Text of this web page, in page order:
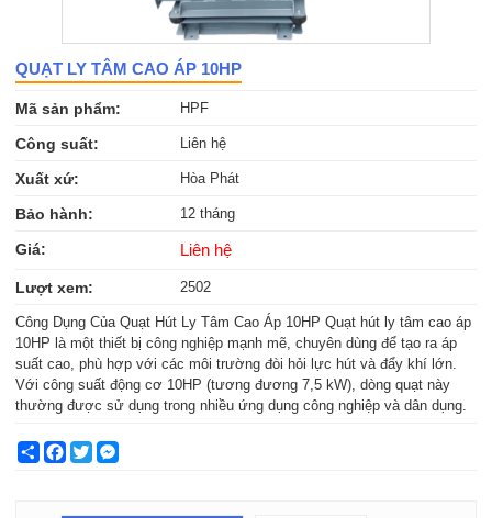
QUẠT LY TÂM CAO ÁP 10HP
Mã sản phẩm: HPF
Công suất: Liên hệ
Xuất xứ: Hòa Phát
Bảo hành: 12 tháng
Giá: Liên hệ
Lượt xem: 2502
Công Dụng Của Quạt Hút Ly Tâm Cao Áp 10HP Quạt hút ly tâm cao áp
10HP là một thiết bị công nghiệp mạnh mẽ, chuyên dùng để tạo ra áp
suất cao, phù hợp với các môi trường đòi hỏi lực hút và đẩy khí lớn.
Với công suất động cơ 10HP (tương đương 7,5 kW), dòng quạt này
thường được sử dụng trong nhiều ứng dụng công nghiệp và dân dụng.
ShareFacebook
Twitter